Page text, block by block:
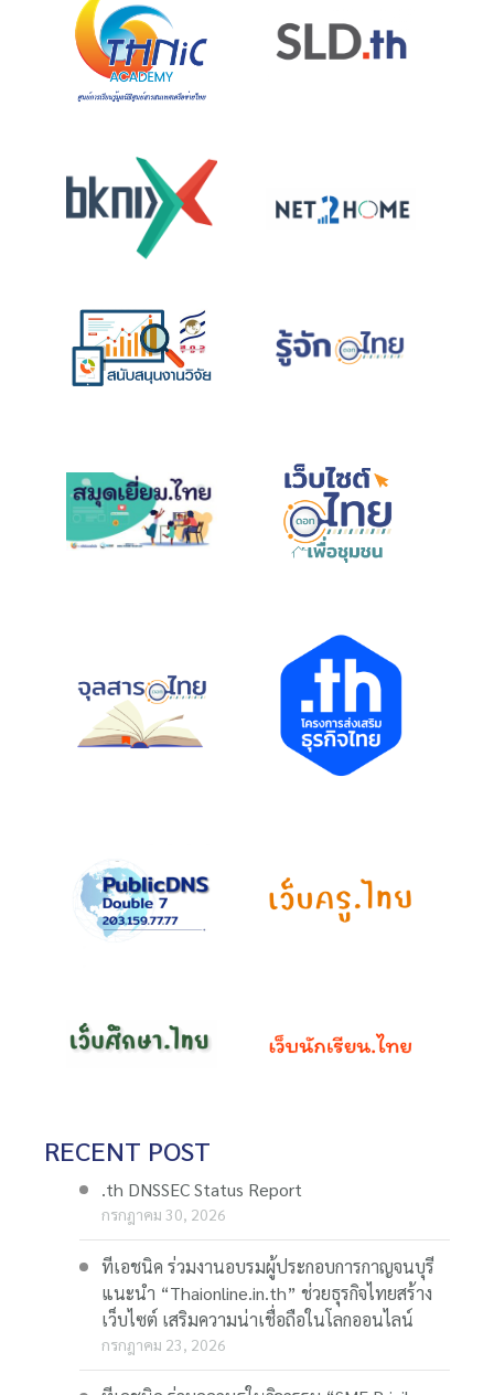
RECENT POST
.th DNSSEC Status Report
กรกฎาคม 30, 2026
ทีเอชนิค ร่วมงานอบรมผู้ประกอบการกาญจนบุรี
แนะนำ “Thaionline.in.th” ช่วยธุรกิจไทยสร้าง
เว็บไซต์ เสริมความน่าเชื่อถือในโลกออนไลน์
กรกฎาคม 23, 2026